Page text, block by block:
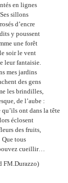
en lignes
Ses sillons
d’encre
y poussent
une forêt
soir le vent
leur fantaisie.
mes jardins
des gens
les brindilles,
de l’aube :
ont dans la tête
éclosent
des fruits,
Que tous
cueillir…
FM.Durazzo)